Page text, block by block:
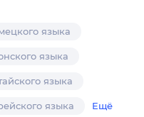
языка
языка
языка
языка Ещё